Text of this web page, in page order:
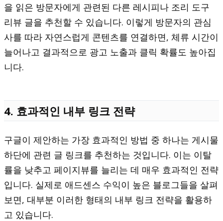
을 읽은 방문자에게 관련된 다른 레시피나 조리 도구
리뷰 글을 추천할 수 있습니다. 이렇게 방문자의 관심
사를 따라 자연스럽게 콘텐츠를 연결하면, 체류 시간이
늘어나고 결과적으로 광고 노출과 클릭 확률도 높아집
니다.
4. 효과적인 내부 링크 전략
구글이 제안하는 가장 효과적인 방법 중 하나는 게시물
하단에 관련 글 링크를 추천하는 것입니다. 이는 이탈
률을 낮추고 페이지뷰를 늘리는 데 매우 효과적인 전략
입니다. 실제로 애드센스 수익이 높은 블로그들을 살펴
보면, 대부분 이러한 형태의 내부 링크 전략을 활용하
고 있습니다.